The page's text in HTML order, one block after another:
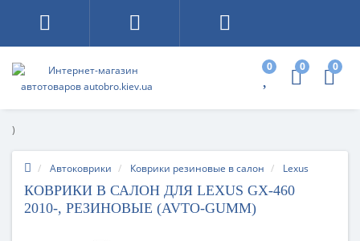
0 0 0
)
Автоковрики Коврики резиновые в салон Lexus
КОВРИКИ В САЛОН ДЛЯ LEXUS GX-460
2010-, РЕЗИНОВЫЕ (AVTO-GUMM)